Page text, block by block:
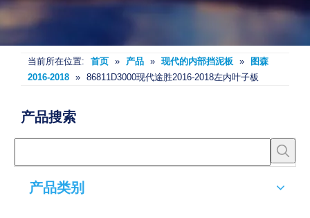
当前所在位置: 首页 » 产品 » 现代的内部挡泥板 »
图森
2016-2018 » 86811D3000现代途胜2016-2018左内叶子板
产品搜索
产品类别